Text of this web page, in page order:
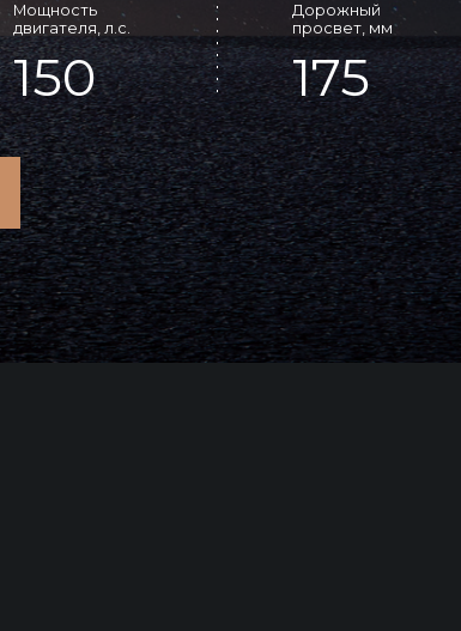
Мощность
двигателя, л.с.
150
Дорожный
просвет, мм
175